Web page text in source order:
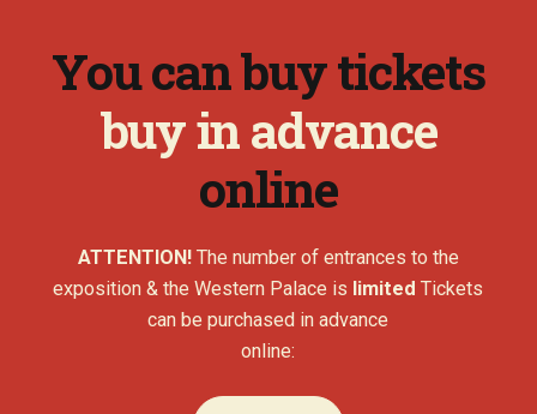
You can buy tickets
buy in advance
online
ATTENTION! The number of entrances to the
exposition & the Western Palace is limited Tickets
can be purchased in advance
online: